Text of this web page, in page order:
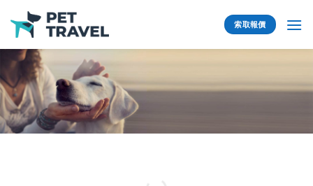
索取報價